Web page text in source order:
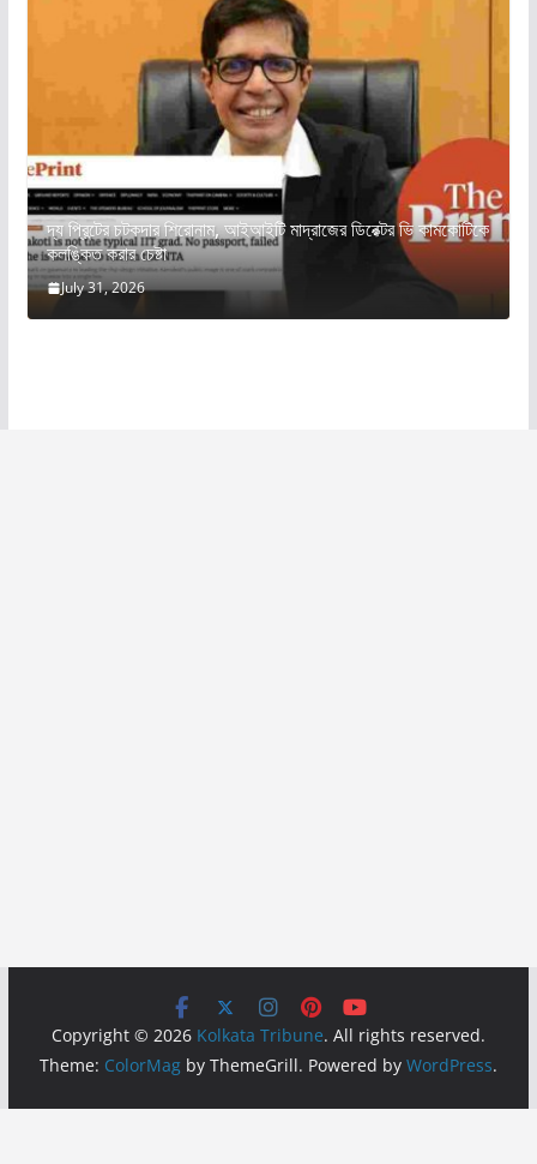
দ্য প্রিন্টের চটকদার শিরোনাম, আইআইটি মাদ্রাজের ডিরেক্টর ভি কামকোটিকে
কলঙ্কিত করার চেষ্টা
July 31, 2026
Copyright © 2026 Kolkata Tribune. All rights reserved.
Theme: ColorMagby ThemeGrill. Powered by WordPress.